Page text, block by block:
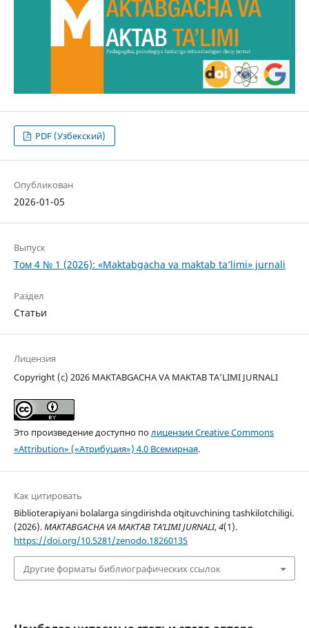
PDF (Узбекский)
Опубликован
2026-01-05
Выпуск
Том 4 № 1 (2026): «Maktabgacha va maktab ta’limi» jurnali
Раздел
Статьи
Лицензия
Copyright (c) 2026 MAKTABGACHA VA MAKTAB TA’LIMI JURNALI
Это произведение доступно полицензии Creative Commons
«Attribution» («Атрибуция») 4.0 Всемирная.
Как цитировать
Biblioterapiyani bolalarga singdirishda oʻqituvchining tashkilotchiligi.
(2026).MAKTABGACHA VA MAKTAB TA’LIMI JURNALI,4(1).
https://doi.org/10.5281/zenodo.18260135
Другие форматы библиографических ссылок